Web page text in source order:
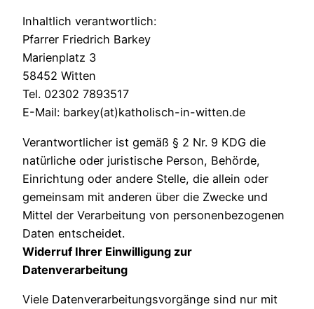
Inhaltlich verantwortlich:
Pfarrer Friedrich Barkey
Marienplatz 3
58452 Witten
Tel. 02302 7893517
E-Mail: barkey(at)katholisch-in-witten.de
Verantwortlicher ist gemäß § 2 Nr. 9 KDG die
natürliche oder juristische Person, Behörde,
Einrichtung oder andere Stelle, die allein oder
gemeinsam mit anderen über die Zwecke und
Mittel der Verarbeitung von personenbezogenen
Daten entscheidet.
Widerruf Ihrer Einwilligung zur
Datenverarbeitung
Viele Datenverarbeitungsvorgänge sind nur mit